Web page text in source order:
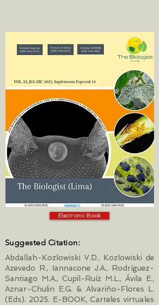
Electronic Book
Suggested Citation:
Abdallah-Kozlowiski V.D., Kozlowiski de
Azevedo R., Iannacone J.A., Rodríguez-
Santiago M.A., Cupil-Ruíz M.L., Ávila E.,
Aznar-Chulin E.G. & Alvariño-Flores L.
(Eds). 2025. E-BOOK, Carteles virtuales